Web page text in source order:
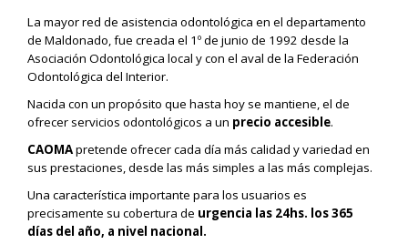
La mayor red de asistencia odontológica en el departamento
de Maldonado, fue creada el 1º de junio de 1992 desde la
Asociación Odontológica local y con el aval de la Federación
Odontológica del Interior.
Nacida con un propósito que hasta hoy se mantiene, el de
ofrecer servicios odontológicos a un precio accesible.
CAOMApretende ofrecer cada día más calidad y variedad en
sus prestaciones, desde las más simples a las más complejas.
Una característica importante para los usuarios es
precisamente su cobertura de urgencia las 24hs. los 365
días del año, a nivel nacional.